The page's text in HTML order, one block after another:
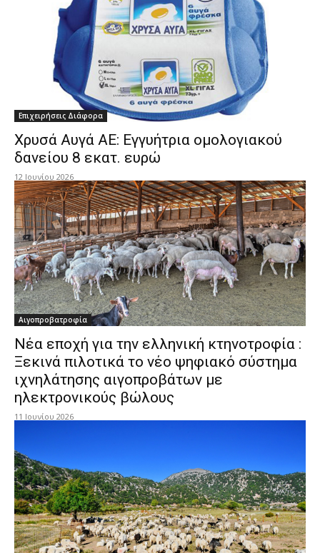
Επιχειρήσεις Διάφορα
Χρυσά Αυγά ΑΕ: Εγγυήτρια ομολογιακού
δανείου 8 εκατ. ευρώ
12 Ιουνίου 2026
Αιγοπροβατροφία
Νέα εποχή για την ελληνική κτηνοτροφία :
Ξεκινά πιλοτικά το νέο ψηφιακό σύστημα
ιχνηλάτησης αιγοπροβάτων με
ηλεκτρονικούς βώλους
11 Ιουνίου 2026